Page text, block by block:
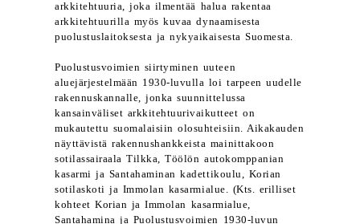
arkkitehtuuria, joka ilmentää halua rakentaa
arkkitehtuurilla myös kuvaa dynaamisesta
puolustuslaitoksesta ja nykyaikaisesta Suomesta.
Puolustusvoimien siirtyminen uuteen
aluejärjestelmään 1930-luvulla loi tarpeen uudelle
rakennuskannalle, jonka suunnittelussa
kansainväliset arkkitehtuurivaikutteet on
mukautettu suomalaisiin olosuhteisiin. Aikakauden
näyttävistä rakennushankkeista mainittakoon
sotilassairaala Tilkka, Töölön autokomppanian
kasarmi ja Santahaminan kadettikoulu, Korian
sotilaskoti ja Immolan kasarmialue. (Kts. erilliset
kohteet Korian ja Immolan kasarmialue,
Santahamina ja Puolustusvoimien 1930-luvun